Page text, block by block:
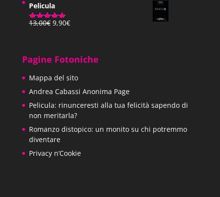
Pelicula
Valutato
13,00€ Il
13,00€.
9,90€Il
9,90€.
Pagine Fotoniche
Mappa del sito
Andrea Cabassi Anonima Page
Pelicula: rinunceresti alla tua felicità sapendo di
non meritarla?
Romanzo distopico: un monito su chi potremmo
diventare
Privacy n’Cookie